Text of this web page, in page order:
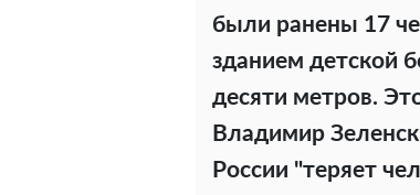
были ранены 17
зданием детской
десяти метров.
Владимир
России "теряет